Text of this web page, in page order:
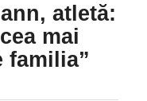
atletă:
mai
familia”